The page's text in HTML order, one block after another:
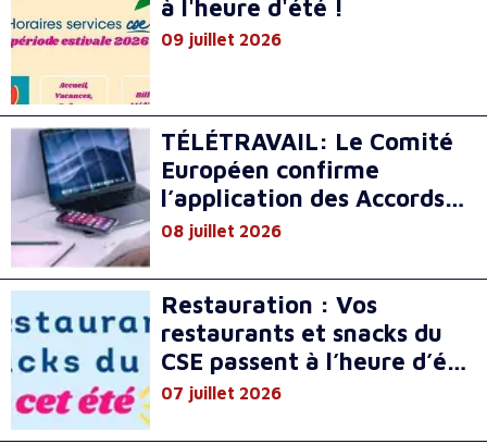
à l'heure d'été !
09 juillet 2026
TÉLÉTRAVAIL: Le Comité
Européen confirme
l’application des Accords
nationaux
08 juillet 2026
Restauration : Vos
restaurants et snacks du
CSE passent à l’heure d’été
!
07 juillet 2026